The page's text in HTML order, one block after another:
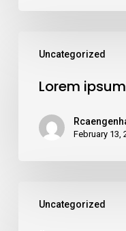
Uncategorized
Lorem
February 13,
Uncategorized